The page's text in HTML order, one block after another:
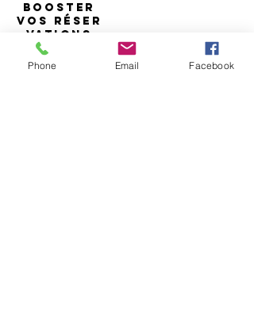
BOOSTER
VOS RÉSER
VATIONS
Phone Email Facebook